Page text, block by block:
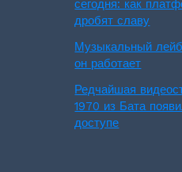
сегодня: как
дробят славу
Музыкальный
он работает
Редчайшая
1970 из Бата
доступе